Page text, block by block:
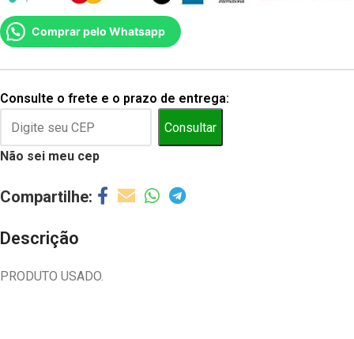
Comprar pelo Whatsapp
Consulte o frete e o prazo de entrega:
Consultar
Não sei meu cep
Descrição
PRODUTO USADO.